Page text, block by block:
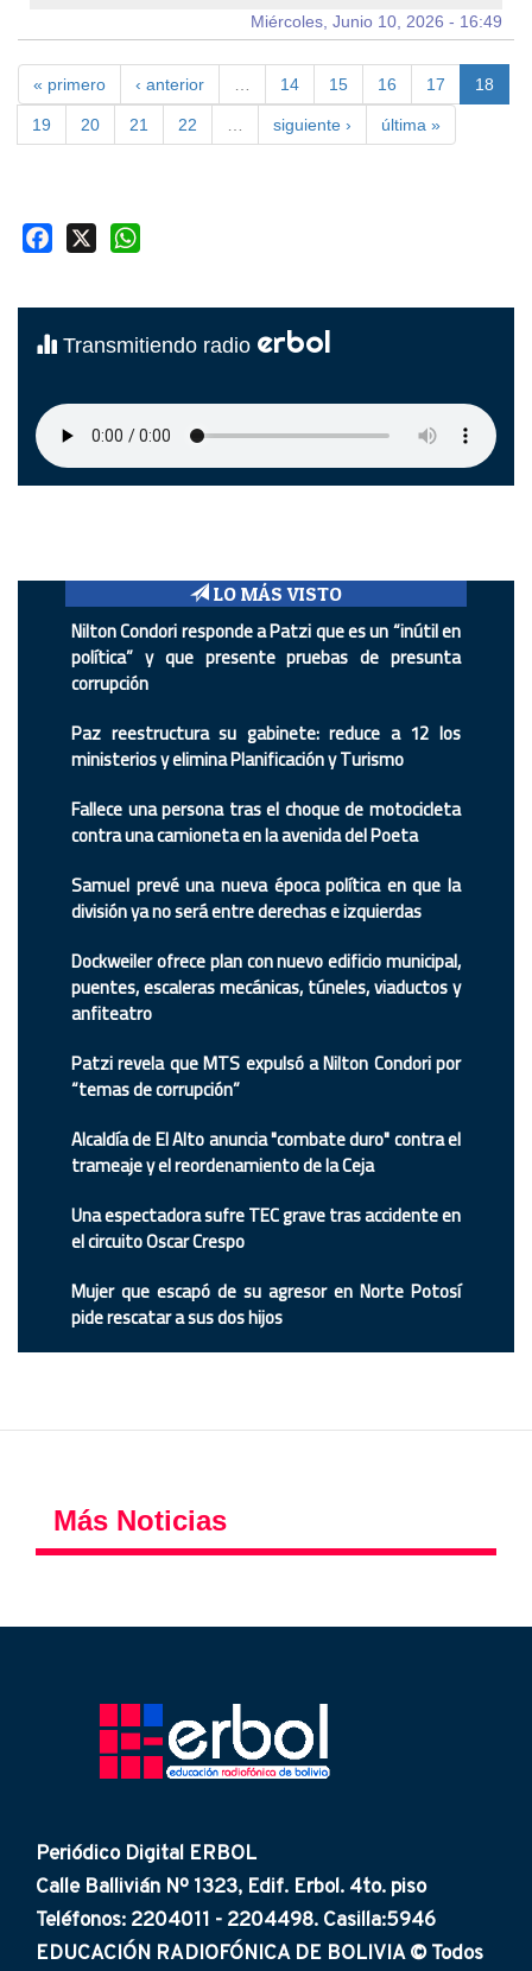
Miércoles, Junio 10, 2026 - 16:49
« primero ‹ anterior 14 15 16 17 18
19 20 21 22 siguiente › última »
Facebook
Transmitiendo radio erbol
LO MÁS VISTO
Nilton Condori responde a Patzi que es un “inútil en
política” y que presente pruebas de presunta
corrupción
Paz reestructura su gabinete: reduce a 12 los
ministerios y elimina Planificación y Turismo
Fallece una persona tras el choque de motocicleta
contra una camioneta en la avenida del Poeta
Samuel prevé una nueva época política en que la
división ya no será entre derechas e izquierdas
Dockweiler ofrece plan con nuevo edificio municipal,
puentes, escaleras mecánicas, túneles, viaductos y
anfiteatro
Patzi revela que MTS expulsó a Nilton Condori por
“temas de corrupción”
Alcaldía de El Alto anuncia "combate duro" contra el
trameaje y el reordenamiento de la Ceja
Una espectadora sufre TEC grave tras accidente en
el circuito Oscar Crespo
Mujer que escapó de su agresor en Norte Potosí
pide rescatar a sus dos hijos
Más Noticias
Periódico Digital ERBOL
Calle Ballivián Nº 1323, Edif. Erbol. 4to. piso
Teléfonos: 2204011 - 2204498. Casilla:5946
EDUCACIÓN RADIOFÓNICA DE BOLIVIA © Todos